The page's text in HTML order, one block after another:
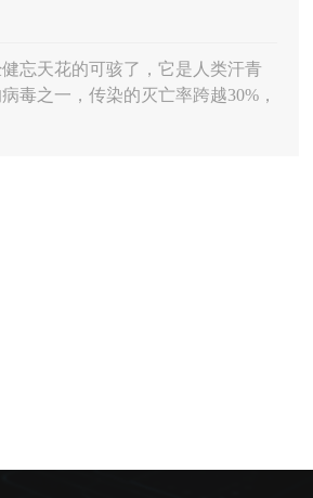
？
忘天花的可骇了，它是人类汗青
毒之一，传染的灭亡率跨越30%，